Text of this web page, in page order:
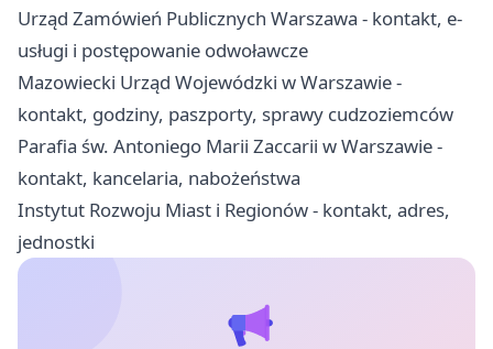
Urząd Zamówień Publicznych Warszawa - kontakt, e-
usługi i postępowanie odwoławcze
Mazowiecki Urząd Wojewódzki w Warszawie -
kontakt, godziny, paszporty, sprawy cudzoziemców
Parafia św. Antoniego Marii Zaccarii w Warszawie -
kontakt, kancelaria, nabożeństwa
Instytut Rozwoju Miast i Regionów - kontakt, adres,
jednostki